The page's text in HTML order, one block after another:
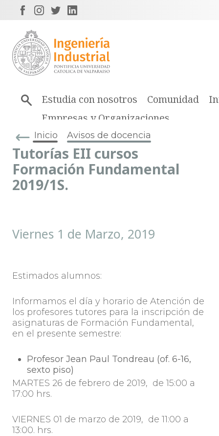
Estudia con nosotros Comunidad
Empresas y Organizaciones
Inicio Avisos de docencia
Tutorías EII cursos
Formación Fundamental
2019/1S.
Viernes 1 de Marzo, 2019
Estimados alumnos:
Informamos el día y horario de Atención de
los profesores tutores para la inscripción de
asignaturas de Formación Fundamental,
en el presente semestre:
Profesor Jean Paul Tondreau (of. 6-16,
sexto piso)
MARTES 26 de febrero de 2019, de 15:00 a
17:00 hrs.
VIERNES 01 de marzo de 2019, de 11:00 a
13:00. hrs.